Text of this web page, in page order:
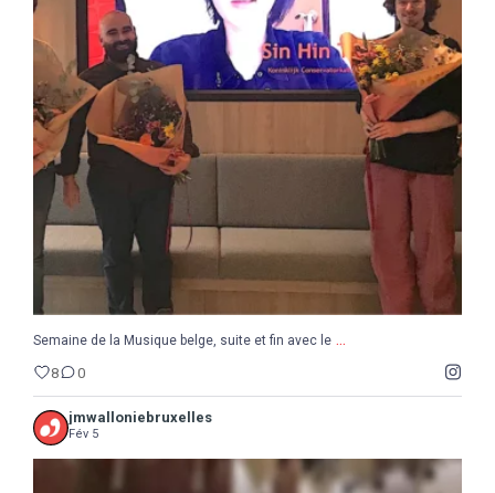
Semaine de la Musique belge, suite et fin avec le ...
Semaine de la Musique belge, suite et fin avec le ...
8 0
jmwalloniebruxelles
Fév 5